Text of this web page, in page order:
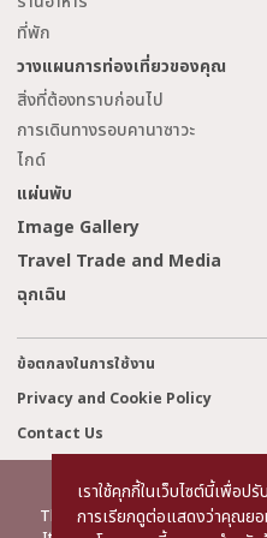
ที่พัก
วางแผนการท่องเที่ยวของคุณ
สิ่งที่ต้องทราบก่อนไป
การเดินทางรอบคานาซาวะ
ไกด์
แผ่นพับ
Image Gallery
Travel Trade and Media
ฉุกเฉิน
ข้อตกลงในการใช้งาน
Privacy and Cookie Policy
Contact Us
©2022 Kanazawa
The copyright for the Website
เราใช้คุกกี้ในเว็บไซต์นี้เพื่อ
การเรียกดูต่อแสดงว่าคุณยอ